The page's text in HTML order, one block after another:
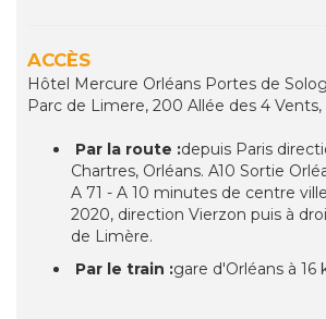
ACCÈS
Hôtel Mercure Orléans Portes de
Parc de Limere, 200 Allée des 4 Vents,
Par la route :depuis Paris
Chartres, Orléans. A10 Sortie
A 71 - A 10 minutes de centre
2020, direction Vierzon puis à
de Limère.
Par le train :gare d'Orléans à 16